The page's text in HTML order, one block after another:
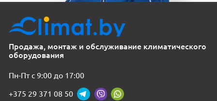
Продажа, монтаж и обслуживание климатического
оборудования
Пн-Пт с 9:00 до 17:00
+375 29 371 08 50